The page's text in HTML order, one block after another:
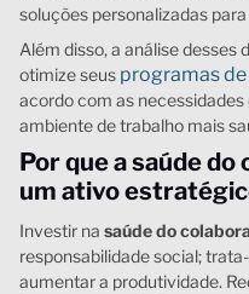
soluções personalizadas
Além disso, a análise desses
otimize seus programas
acordo com as
ambiente de trabalho mais
Por que a saúde
um ativo
Investir na saúde do
responsabilidade social;
aumentar a produtividade.